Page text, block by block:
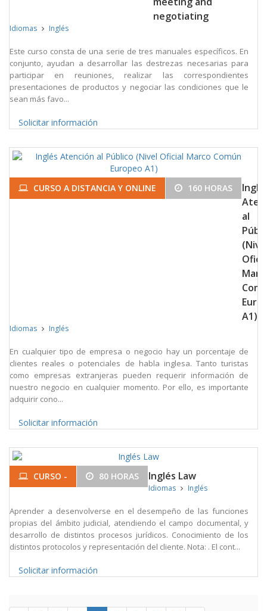
negotiating
Idiomas Inglés
Este curso consta de una serie de tres manuales específicos. En
conjunto, ayudan a desarrollar las destrezas necesarias para
participar en reuniones, realizar las correspondientes
presentaciones de productos y negociar las condiciones que le
sean más favo...
Solicitar información
CURSO A DISTANCIA Y ONLINE 160 HORAS
al
A1)
Idiomas Inglés
En cualquier tipo de empresa o negocio hay un porcentaje de
clientes reales o potenciales de habla inglesa. Tanto turistas
como empresas extranjeras pueden requerir información de
nuestro negocio en cualquier momento. Por ello, es importante
adquirir cono...
Solicitar información
CURSO - 80 HORAS Inglés Law
Idiomas Inglés
Aprender a desenvolverse en el desempeño de las funciones
propias del ámbito judicial, atendiendo el campo documental, y
desarrollo de distintos procesos jurídicos. Conocimiento de los
distintos protocolos y representación del cliente. Nota: . El cont...
Solicitar información